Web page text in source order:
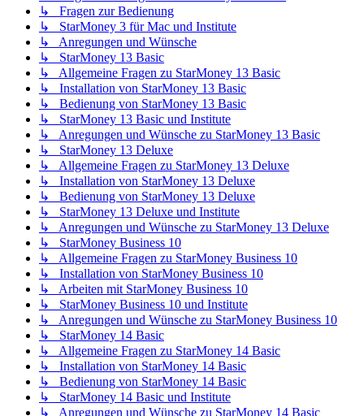
↳ Fragen zur Bedienung
↳ StarMoney 3 für Mac und Institute
↳ Anregungen und Wünsche
↳ StarMoney 13 Basic
↳ Allgemeine Fragen zu StarMoney 13 Basic
↳ Installation von StarMoney 13 Basic
↳ Bedienung von StarMoney 13 Basic
↳ StarMoney 13 Basic und Institute
↳ Anregungen und Wünsche zu StarMoney 13 Basic
↳ StarMoney 13 Deluxe
↳ Allgemeine Fragen zu StarMoney 13 Deluxe
↳ Installation von StarMoney 13 Deluxe
↳ Bedienung von StarMoney 13 Deluxe
↳ StarMoney 13 Deluxe und Institute
↳ Anregungen und Wünsche zu StarMoney 13 Deluxe
↳ StarMoney Business 10
↳ Allgemeine Fragen zu StarMoney Business 10
↳ Installation von StarMoney Business 10
↳ Arbeiten mit StarMoney Business 10
↳ StarMoney Business 10 und Institute
↳ Anregungen und Wünsche zu StarMoney Business 10
↳ StarMoney 14 Basic
↳ Allgemeine Fragen zu StarMoney 14 Basic
↳ Installation von StarMoney 14 Basic
↳ Bedienung von StarMoney 14 Basic
↳ StarMoney 14 Basic und Institute
↳ Anregungen und Wünsche zu StarMoney 14 Basic